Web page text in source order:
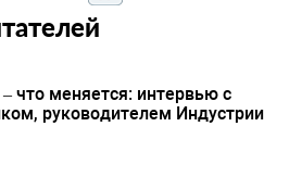
что меняется: интервью с
руководителем Индустрии